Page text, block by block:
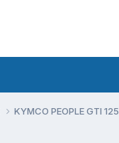
KYMCO PEOPLE GTI 125